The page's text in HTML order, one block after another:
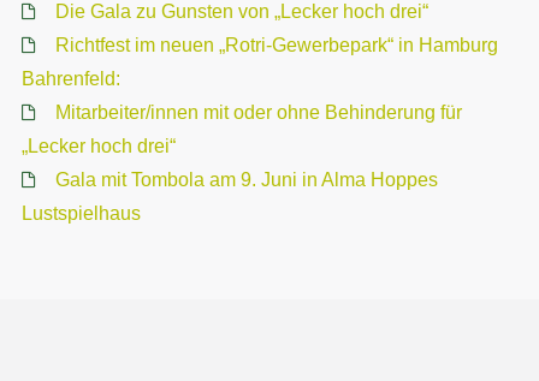
Die Gala zu Gunsten von „Lecker hoch drei“
Richtfest im neuen „Rotri-Gewerbepark“ in Hamburg
Bahrenfeld:
Mitarbeiter/innen mit oder ohne Behinderung für
„Lecker hoch drei“
Gala mit Tombola am 9. Juni in Alma Hoppes
Lustspielhaus